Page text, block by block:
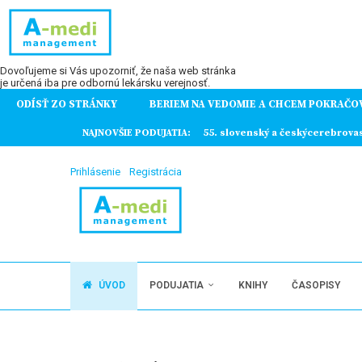
Dovoľujeme si Vás upozorniť, že naša web stránka
je určená iba pre odbornú lekársku verejnosť.
ODÍSŤ ZO STRÁNKY BERIEM NA VEDOMIE A CHCEM
NAJNOVŠIE PODUJATIA: 55. slovenský a
Prihlásenie Registrácia
ÚVOD PODUJATIA KNIHY ČASOPISY